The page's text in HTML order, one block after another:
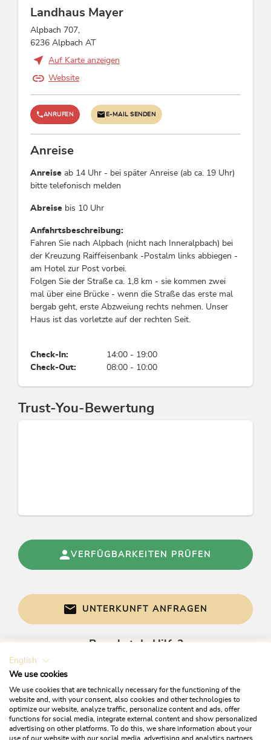
Haustiere nicht erlaubt, Nichtraucherhaus,
Heizung, Skiabstellraum, Schuhtrockner,
Terrasse
Betten & Zimmer
Links
Konditionen
ein kostenloser Parkplatz pro Wohnung
keine Haustiere erlaubt
Landhaus Mayer
Alpbach 707,
6236 Alpbach AT
Auf Karte anzeigen
Website
ANRUFEN E-MAIL SENDEN
Anreise
Anreise ab 14 Uhr - bei später Anreise (ab ca. 19 Uhr)
bitte telefonisch melden
Abreise bis 10 Uhr
Anfahrtsbeschreibung:
Fahren Sie nach Alpbach (nicht nach Inneralpbach) bei
der Kreuzung Raiffeisenbank -Postalm links abbiegen -
am Hotel zur Post vorbei.
Folgen Sie der Straße ca. 1,8 km - sie kommen zwei
mal über eine Brücke - wenn die Straße das erste mal
bergab geht, erste Abzweiung rechts nehmen. Unser
Haus ist das vorletzte auf der rechten Seit.
Check-In:
14:00 - 19:00
Check-Out:
08:00 - 10:00
Trust-You-Bewertung
VERFÜGBARKEITEN PRÜFEN
UNTERKUNFT ANFRAGEN
Brauchst du Hilfe?
English
We use cookies
We use cookies that are technically necessary for the functioning of the
website and, with your consent, also cookies and other technologies to
optimize our website, analyze traffic, personalize content and ads, offer
functions for social media, integrate external content and show personalized
advertising on other platforms. To do this, we share information about your
use of our website with our social media, advertising and analytics partners.